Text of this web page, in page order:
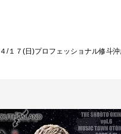
４/１７(日)プロフェッショナル修斗沖縄大会【THE SHOOTO OKINAWA vol.６】決定対戦カード第１弾、４カード発表となりました！世界ランカーへの挑戦、他団体からの宣戦布告、インフィニティリーグ沖縄県内初開催、日本屈指の最強ピラニア軍団の刺客、様々なテーマを持ったカードが沖縄のケージへ！！チケットも併せて発売開始しております。今大会も座席数は通常より減席となっており、チケットの早期完売が予測されます。良いお席はお早めにご購入下さい。未来のスター選手、チャンピオンはここから生まれる！！！沖縄から日本へ！沖縄から世界へ！☆【協賛募集】VIP席贈呈のケージコーナー協賛も最後の一枠が空いております、ご